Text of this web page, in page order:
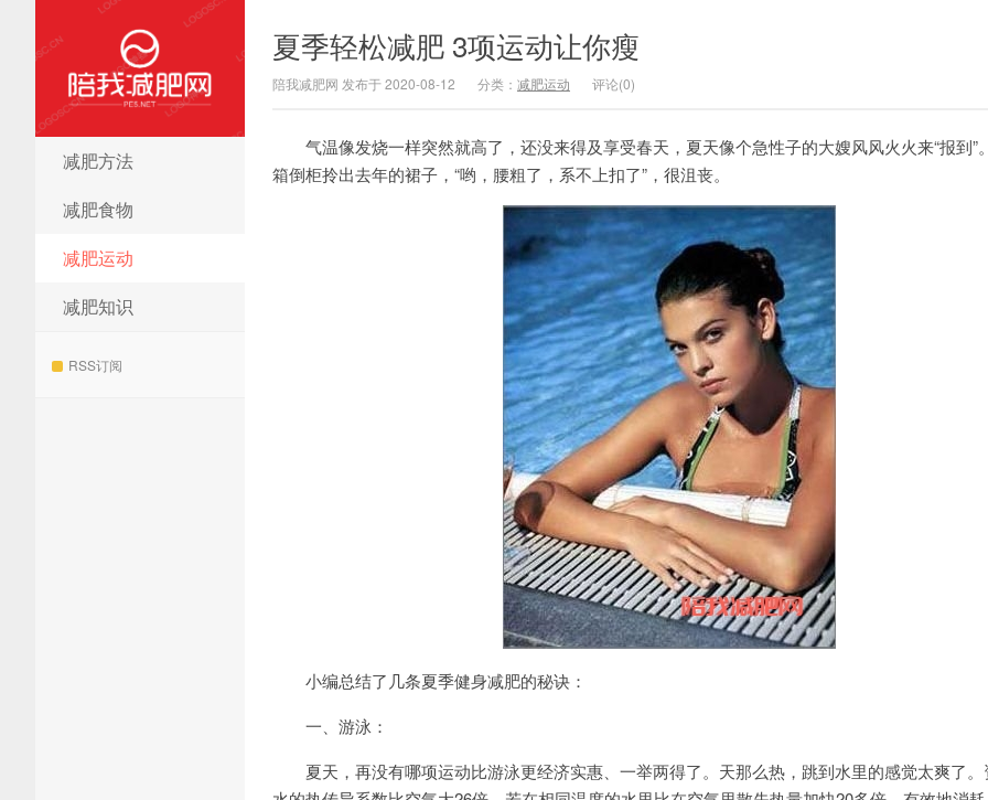
陪我减肥网
减肥方法
减肥食物
减肥运动
减肥知识
RSS订阅
夏季轻松减肥 3项运动让你瘦
陪我减肥网 发布于 2020-08-12 分类： 减肥运动 评论(0)
气温像发烧一样突然就高了，还没来得及享受春天，夏天像个急性子的大嫂风风火火来“报到”
箱倒柜拎出去年的裙子，“哟，腰粗了，系不上扣了”，很沮丧。
小编总结了几条夏季健身减肥的秘诀：
一、游泳：
夏天，再没有哪项运动比游泳更经济实惠、一举两得了。天那么热，跳到水里的感觉太爽了。